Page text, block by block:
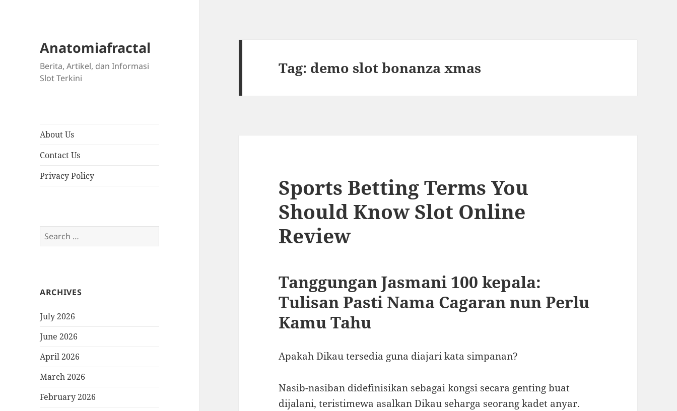
Anatomiafractal
Berita, Artikel, dan Informasi
Slot Terkini
About Us
Contact Us
Privacy Policy
Search
for:
ARCHIVES
July 2026
June 2026
April 2026
March 2026
February 2026
Tag: demo slot bonanza xmas
Sports Betting Terms You
Should Know Slot Online
Review
Tanggungan Jasmani 100 kepala:
Tulisan Pasti Nama Cagaran nun Perlu
Kamu Tahu
Apakah Dikau tersedia guna diajari kata simpanan?
Nasib-nasiban didefinisikan sebagai kongsi secara genting buat
dijalani, teristimewa asalkan Dikau seharga seorang kadet anyar.